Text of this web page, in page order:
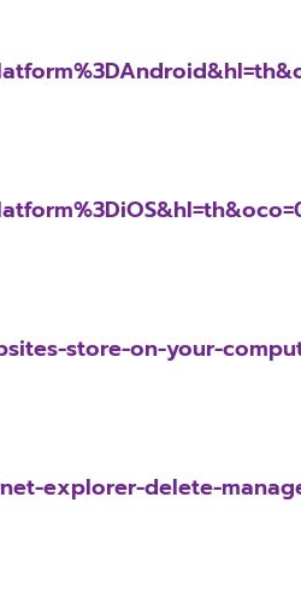
store-on-your-
explorer-delete-